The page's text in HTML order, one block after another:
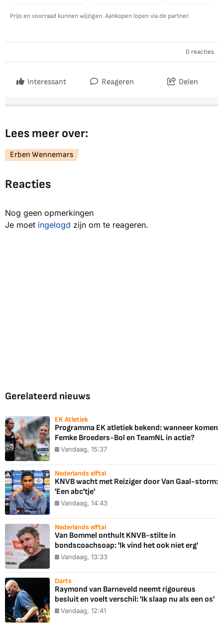
Prijs en voorraad kunnen wijzigen. Aankopen lopen via de partner.
0 reacties
Interessant Reageren Delen
Lees meer over:
Erben Wennemars
Reacties
Nog geen opmerkingen
Je moet ingelogd zijn om te reageren.
Gerelateerd nieuws
EK Atletiek
Programma EK atletiek bekend: wanneer komen
Femke Broeders-Bol en TeamNL in actie?
Vandaag, 15:37
Nederlands elftal
KNVB wacht met Reiziger door Van Gaal-storm:
'Een abc'tje'
Vandaag, 14:43
Nederlands elftal
Van Bommel onthult KNVB-stilte in
bondscoachsoap: 'Ik vind het ook niet erg'
Vandaag, 13:33
Darts
Raymond van Barneveld neemt rigoureus
besluit en voelt verschil: 'Ik slaap nu als een os'
Vandaag, 12:41